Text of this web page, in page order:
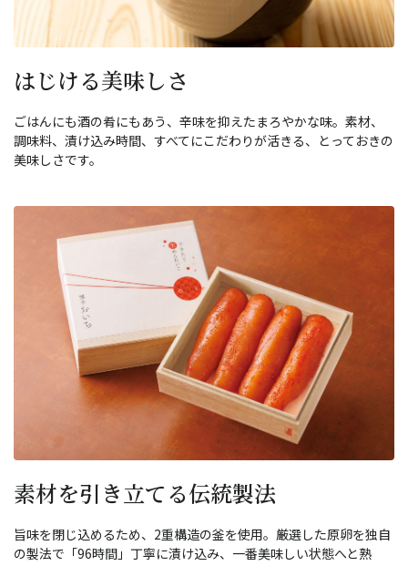
はじける美味しさ
ごはんにも酒の肴にもあう、辛味を抑えたまろやかな味。素材、
調味料、漬け込み時間、すべてにこだわりが活きる、とっておきの
美味しさです。
素材を引き立てる伝統製法
旨味を閉じ込めるため、2重構造の釜を使用。厳選した原卵を独自
の製法で「96時間」丁寧に漬け込み、一番美味しい状態へと熟